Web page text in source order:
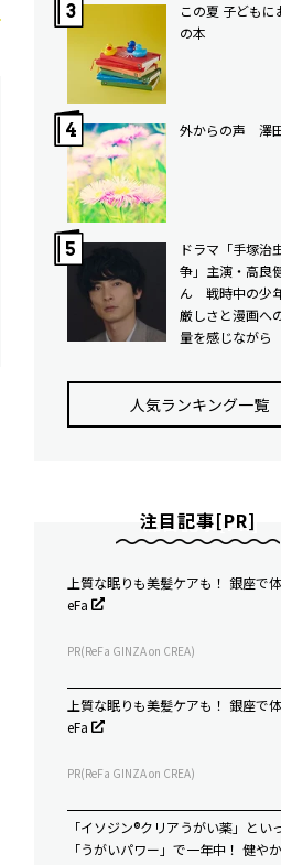
この夏 子どもに
の本
外からの声 澤
ドラマ「手塚治
争」主演・高良
ん 戦時中の少
厳しさと漫画へ
量を感じながら
人気ランキング⼀覧
注目記事[PR]
上質な眠りも美髪ケアも！ 銀座で
eFa
PR(ReFa GINZA on CREA)
上質な眠りも美髪ケアも！ 銀座で
eFa
PR(ReFa GINZA on CREA)
「イソジン®クリアうがい薬」とい
「うがいパワー」で一年中！ 健やか